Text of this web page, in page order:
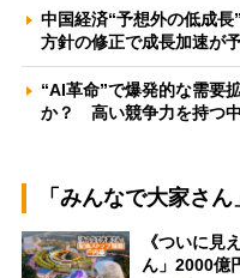
中国経済“予想外の低成
方針の修正で成長加速が
“AI革命”で爆発的な需要
か？ 高い競争力を持つ
「みんなで大家さ
《ついに見
ん」2000億